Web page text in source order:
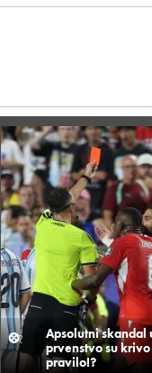
Apsolutni skandal
prvenstvo su
pravilo!?